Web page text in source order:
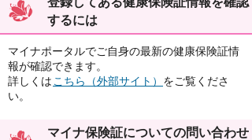
するには
マイナポータルでご自身の最新の健康保険証情
報が確認できます。
詳しくは こちら（外部サイト） をご覧くださ
い。
マイナ保険証についての問い合わせ